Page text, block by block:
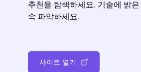
추천을 탐색하세요. 기술에 밝
속 파악하세요.
사이트 열기